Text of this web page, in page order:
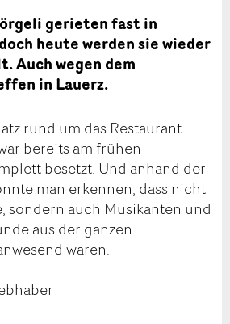
gerieten fast in
heute werden sie wieder
Auch wegen dem
in Lauerz.
rund um das Restaurant
bereits am frühen
besetzt. Und anhand der
man erkennen, dass nicht
sondern auch Musikanten und
aus der ganzen
waren.